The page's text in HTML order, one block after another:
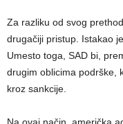
Za razliku od svog
drugačiji pristup. Istakao
Umesto toga, SAD bi,
drugim oblicima podrške,
kroz sankcije.